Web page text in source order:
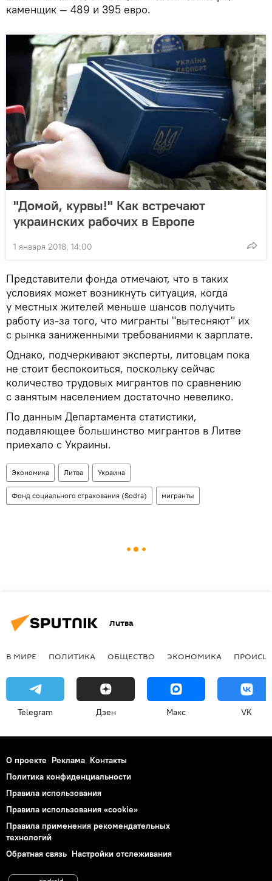
каменщик — 489 и 395 евро.
"Домой, курвы!" Как встречают
украинских рабочих в Европе
1 января 2018, 14:00
Представители фонда отмечают, что в таких
условиях может возникнуть ситуация, когда
у местных жителей меньше шансов получить
работу из-за того, что мигранты "вытесняют" их
с рынка заниженными требованиями к зарплате.
Однако, подчеркивают эксперты, литовцам пока
не стоит беспокоиться, поскольку сейчас
количество трудовых мигрантов по сравнению
с занятым населением достаточно невелико.
По данным Департамента статистики,
подавляющее большинство мигрантов в Литве
приехало с Украины.
Экономика Литва Украина
Фонд социального страхования (Sodra) мигранты
Литва
В МИРЕ ПОЛИТИКА ОБЩЕСТВО ЭКОНОМИКА
Telegram Дзен Макс VK
О проекте Реклама Контакты
Политика конфиденциальности
Правила использования
Правила использования «cookie»
Правила применения рекомендательных
технологий
Обратная связь Настройки отслеживания